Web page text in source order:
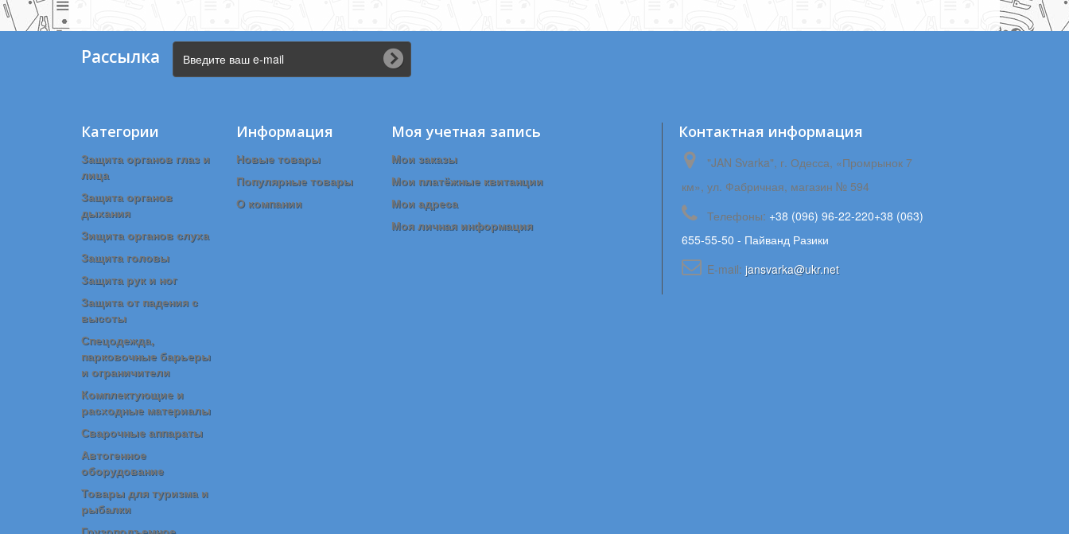
Рассылка
Категории
Защита органов глаз и
лица
Защита органов
дыхания
Зищита органов слуха
Защита головы
Защита рук и ног
Защита от падения с
высоты
Спецодежда,
парковочные барьеры
и ограничители
Комплектующие и
расходные материалы
Сварочные аппараты
Автогенное
оборудование
Товары для туризма и
рыбалки
Грузоподъемное
Информация
Новые товары
Популярные товары
О компании
Моя учетная запись
Мои заказы
Мои платёжные квитанции
Мои адреса
Моя личная информация
Контактная информация
"JAN Svarka", г. Одесса, «Промрынок 7
км», ул. Фабричная, магазин № 594
Телефоны: +38 (096) 96-22-220+38 (063)
655-55-50 - Пайванд Разики
E-mail: jansvarka@ukr.net